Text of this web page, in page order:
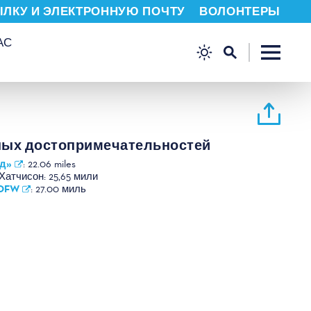
И ЭЛЕКТРОННУЮ ПОЧТУ ВОЛОНТЕРЫ
достопримечательностей
: 22.06 miles
25,65 мили
: 27.00 миль